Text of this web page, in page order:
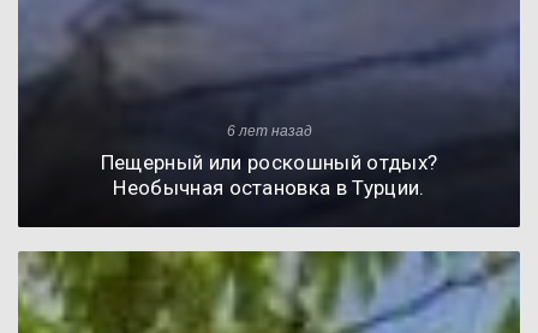
6 лет назад
Пещерный или роскошный отдых?
Необычная остановка в Турции.